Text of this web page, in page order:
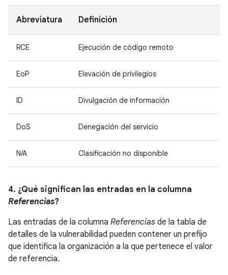
Abreviatura Definición
RCE Ejecución de código remoto
EoP Elevación de privilegios
ID Divulgación de información
DoS Denegación del servicio
N/A Clasificación no disponible
4. ¿Qué significan las entradas en la columna
Referencias?
Las entradas de la columna Referencias de la tabla de
detalles de la vulnerabilidad pueden contener un prefijo
que identifica la organización a la que pertenece el valor
de referencia.